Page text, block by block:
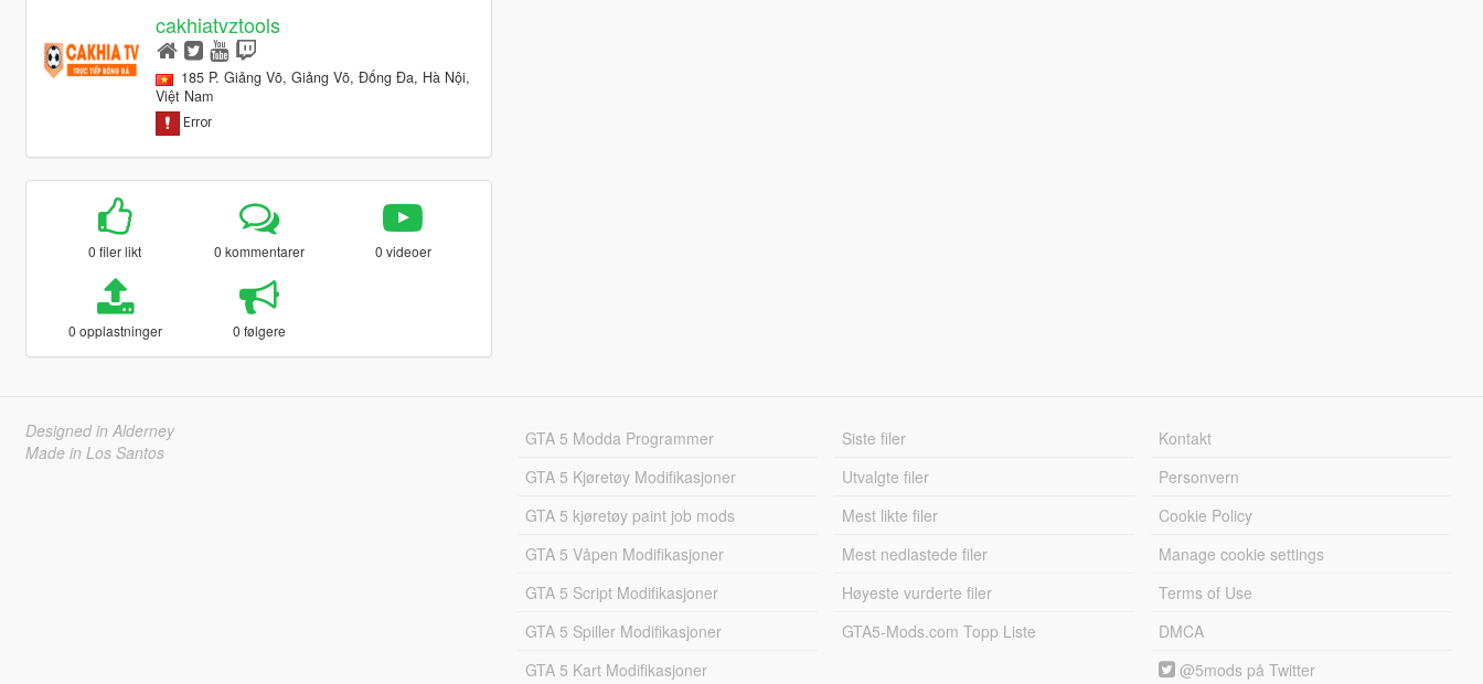
cakhiatvztools
185 P. Giảng Võ, Giảng Võ, Đống Đa, Hà Nội,
Việt Nam
0 filer likt 0 kommentarer 0 videoer
0 opplastninger 0 følgere
Designed in Alderney
Made in Los Santos
GTA 5 Modda Programmer
GTA 5 Kjøretøy Modifikasjoner
GTA 5 kjøretøy paint job mods
GTA 5 Våpen Modifikasjoner
GTA 5 Script Modifikasjoner
GTA 5 Spiller Modifikasjoner
GTA 5 Kart Modifikasjoner
Siste filer
Utvalgte filer
Mest likte filer
Mest nedlastede filer
Høyeste vurderte filer
GTA5-Mods.com Topp Liste
Kontakt
Personvern
Cookie Policy
Manage cookie settings
Terms of Use
DMCA
@5mods på Twitter